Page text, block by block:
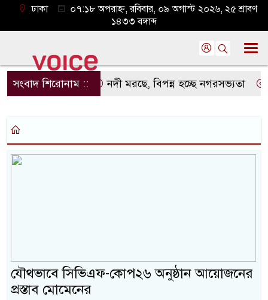
ঢাকা
০৭:১৮ অপরাহ্ন, রবিবার, ০৯ অগাস্ট ২০২৬, ২৫ শ্রাবণ
১৪৩৩ বঙ্গাব্দ
সংবাদ শিরোনাম :: নদী মরছে, বিপন্ন হচ্ছে নগরসভ্যতা
যৌথভাবে সিভিএফ-কোপ২৬ অনুষ্ঠান আয়োজনের
প্রস্তাব মোমেনের